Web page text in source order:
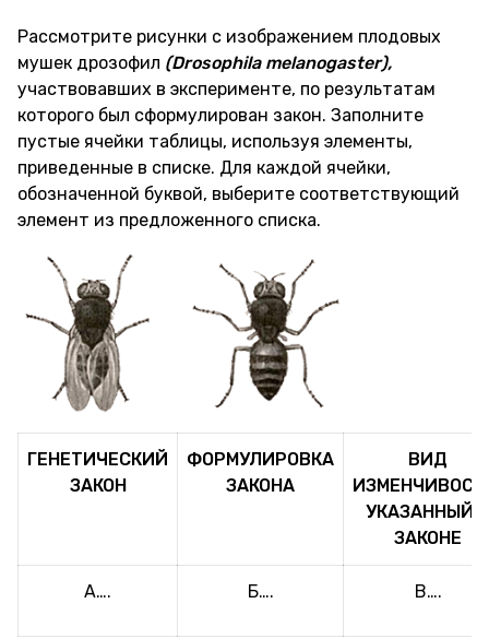
Рассмотрите рисунки с изображением плодовых
мушек дрозофил (Drosophila melanogaster),
участвовавших в эксперименте, по результатам
которого был сформулирован закон. Заполните
пустые ячейки таблицы, используя элементы,
приведенные в списке. Для каждой ячейки,
обозначенной буквой, выберите соответствующий
элемент из предложенного списка.
ГЕНЕТИЧЕСКИЙ
ЗАКОН
ФОРМУЛИРОВКА
ЗАКОНА
ВИД
УКАЗАННЫЙ В
ЗАКОНЕ
А…. Б…. В….